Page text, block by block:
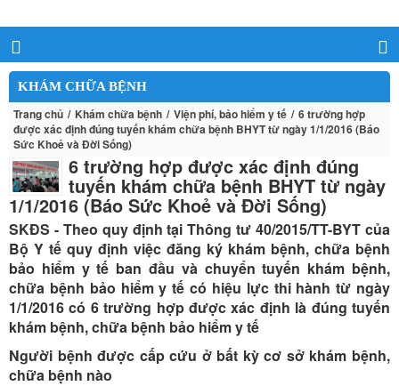
KHÁM CHỮA BỆNH
Trang chủ Khám chữa bệnh Viện phí, bảo hiểm y tế
6 trường hợp
được xác định đúng tuyến khám chữa bệnh BHYT từ ngày 1/1/2016 (Báo
Sức Khoẻ và Đời Sống)
6 trường hợp được xác định đúng
tuyến khám chữa bệnh BHYT từ ngày
1/1/2016 (Báo Sức Khoẻ và Đời Sống)
SKĐS - Theo quy định tại Thông tư 40/2015/TT-BYT của
Bộ Y tế quy định việc đăng ký khám bệnh, chữa bệnh
bảo hiểm y tế ban đầu và chuyển tuyến khám bệnh,
chữa bệnh bảo hiểm y tế có hiệu lực thi hành từ ngày
1/1/2016 có 6 trường hợp được xác định là đúng tuyến
khám bệnh, chữa bệnh bảo hiểm y tế
Người bệnh được cấp cứu ở bất kỳ cơ sở khám bệnh,
chữa bệnh nào